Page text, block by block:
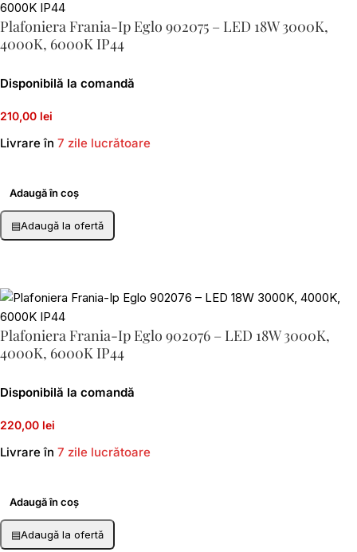
Plafoniera Frania-Ip Eglo 902075 – LED 18W 3000K,
4000K, 6000K IP44
Disponibilă la comandă
210,00 lei
Livrare în 7 zile lucrătoare
Adaugă în coș
▤Adaugă la ofertă
Plafoniera Frania-Ip Eglo 902076 – LED 18W 3000K,
4000K, 6000K IP44
Disponibilă la comandă
220,00 lei
Livrare în 7 zile lucrătoare
Adaugă în coș
▤Adaugă la ofertă